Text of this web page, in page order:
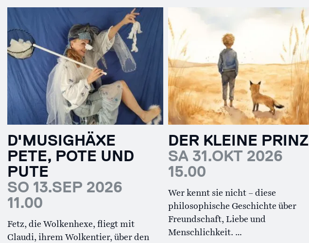
D'MUSIGHÄXE
PETE, POTE UND
PUTE
SO 13.SEP 2026
11.00
Fetz, die Wolkenhexe, fliegt mit
Claudi, ihrem Wolkentier, über den
DER KLEINE PRINZ
SA 31.OKT 2026
15.00
Wer kennt sie nicht – diese
philosophische Geschichte über
Freundschaft, Liebe und
Menschlichkeit. …